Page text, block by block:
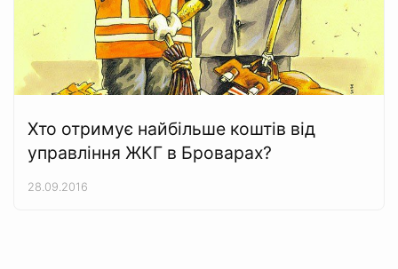
Хто отримує найбільше коштів від
управління ЖКГ в Броварах?
28.09.2016